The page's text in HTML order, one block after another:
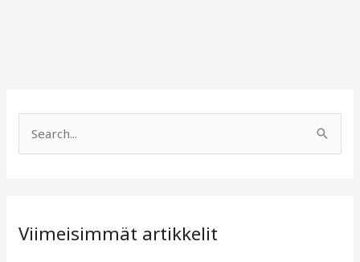
c
Viimeisimmät artikkelit